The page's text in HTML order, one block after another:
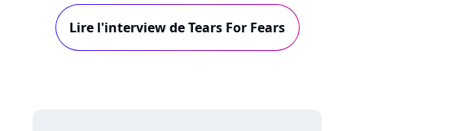
retrouvé l'inspiration sur son nouvel
album, le très convaincant "The
Tipping Point". Dans la suite d'un
Lire l'interview de Tears For Fears